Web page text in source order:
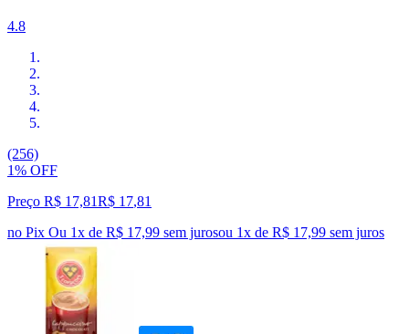
4.8
(256)
1% OFF
Preço R$ 17,81R$ 17,81
no Pix Ou 1x de R$ 17,99 sem jurosou 1x de R$ 17,99 sem juros